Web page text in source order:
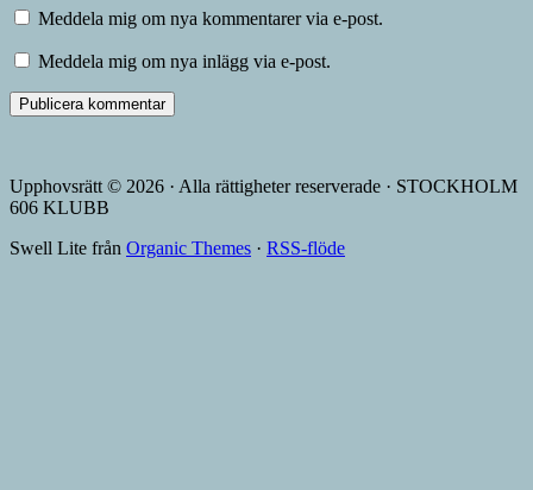
Meddela mig om nya kommentarer via e-post.
Meddela mig om nya inlägg via e-post.
Upphovsrätt © 2026 · Alla rättigheter reserverade · STOCKHOLM
606 KLUBB
Swell Lite från Organic Themes · RSS-flöde